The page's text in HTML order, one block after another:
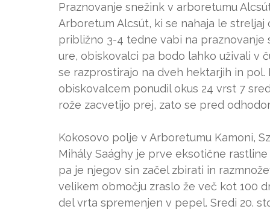
Praznovanje snežink v arboretumu
Arboretum Alcsút, ki se nahaja le streljaj
približno 3-4 tedne vabi na praznovanje
ure, obiskovalci pa bodo lahko uživali v
se razprostirajo na dveh hektarjih in
obiskovalcem ponudil okus 24 vrst 7
rože zacvetijo prej, zato se pred
Kokosovo polje v Arboretumu Kamoni,
Mihály Saághy je prve eksotične
pa je njegov sin začel zbirati in
velikem območju zraslo že več kot 100
del vrta spremenjen v pepel. Sredi 20.